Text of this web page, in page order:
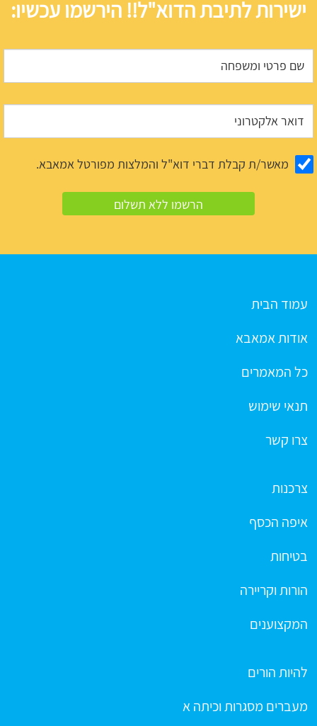
ישירות לתיבת הדוא"ל!! הירשמו עכשיו:
מאשר/ת קבלת דברי דוא"ל והמלצות מפורטל אמאבא.
עמוד הבית
אודות אמאבא
כל המאמרים
תנאי שימוש
צרו קשר
צרכנות
איפה הכסף
בטיחות
הורות וקריירה
המקצוענים
להיות הורים
מעברים מסגרות וכיתה א